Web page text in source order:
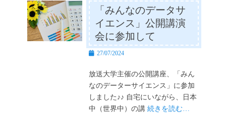
「みんなのデータサ
イエンス」公開講演
会に参加して
投
日
27/07/2024
放送大学主催の公開講座、「みん
なのデーターサイエンス」に参加
しました♪♪ 自宅にいながら、日本
中（世界中）の講続きを読む…